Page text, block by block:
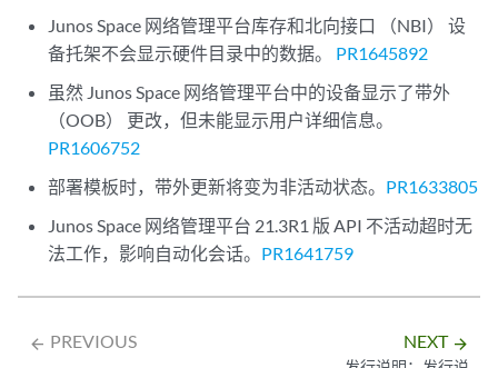
Junos Space 网络管理平台库存和北向接口 （NBI） 设
备托架不会显示硬件目录中的数据。 PR1645892
虽然 Junos Space 网络管理平台中的设备显示了带外
（OOB） 更改，但未能显示用户详细信息。
PR1606752
部署模板时，带外更新将变为非活动状态。 PR1633805
Junos Space 网络管理平台 21.3R1 版 API 不活动超时无
法工作，影响自动化会话。 PR1641759
arrow_backward PREVIOUS NEXT arrow_forward